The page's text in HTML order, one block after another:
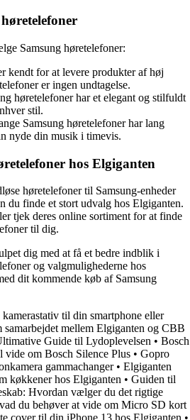
Samsung høretelefoner:
kendt for at levere produkter af høj
er ingen undtagelse.
høretelefoner har et elegant og stilfuldt
stil.
Samsung høretelefoner har lang
nyde din musik i timevis.
hos Elgiganten
høretelefoner til Samsung-enheder
du finde et stort udvalg hos Elgiganten.
tjek deres online sortiment for at finde
til dig.
dig med at få et bedre indblik i
og valgmulighederne hos
dit kommende køb af Samsung
til din smartphone eller
mellem Elgiganten og CBB
Guide til Lydoplevelsen • Bosch
vide om Bosch Silence Plus • Gopro
gammachanger• Elgiganten
køkkener hos Elgiganten • Guiden til
Hvordan vælger du det rigtige
du behøver at vide om Micro SD kort